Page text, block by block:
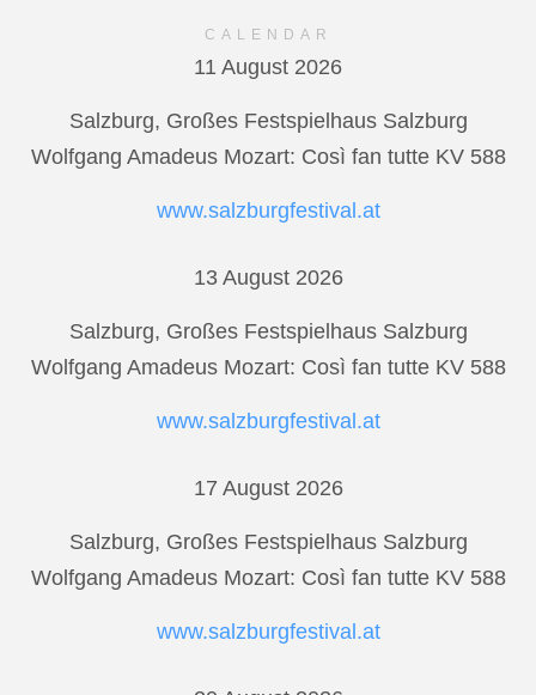
CALENDAR
11 August 2026
Salzburg, Großes Festspielhaus Salzburg
Wolfgang Amadeus Mozart: Così fan tutte KV 588
www.salzburgfestival.at
13 August 2026
Salzburg, Großes Festspielhaus Salzburg
Wolfgang Amadeus Mozart: Così fan tutte KV 588
www.salzburgfestival.at
17 August 2026
Salzburg, Großes Festspielhaus Salzburg
Wolfgang Amadeus Mozart: Così fan tutte KV 588
www.salzburgfestival.at